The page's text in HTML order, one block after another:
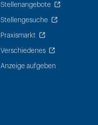
Stellenangebote
Stellengesuche
Praxismarkt
Verschiedenes
Anzeige aufgeben